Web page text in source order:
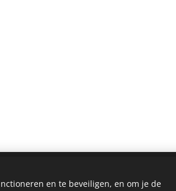
website
en te beveiligen, en om je de